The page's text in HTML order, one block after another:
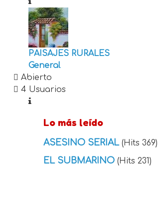
PAISAJES RURALES
General
Abierto
4 Usuarios
Lo más leído
ASESINO SERIAL (Hits 369)
EL SUBMARINO (Hits 231)